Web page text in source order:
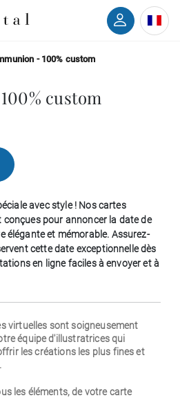
- 100% custom
custom
avec style ! Nos cartes
pour annoncer la date de
élégante et mémorable. Assurez-
cette date exceptionnelle dès
en ligne faciles à envoyer et à
virtuelles sont soigneusement
équipe d'illustratrices qui
les créations les plus fines et
les éléments, de votre carte